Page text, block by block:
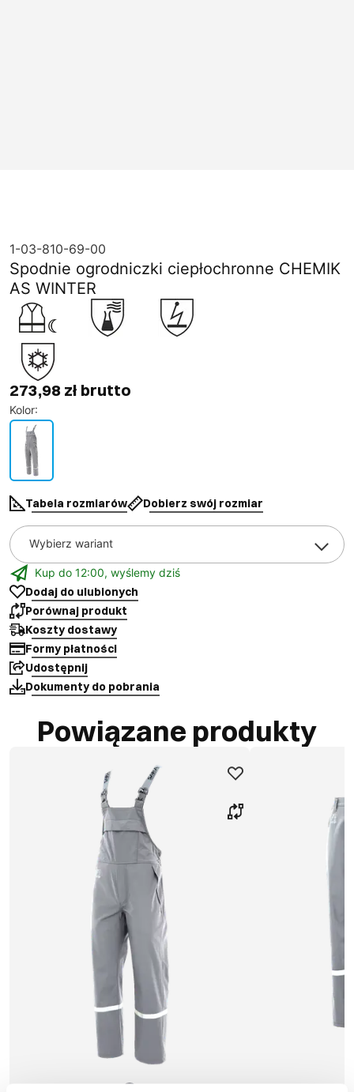
1-03-810-69-00
Spodnie ogrodniczki ciepłochronne CHEMIK
AS WINTER
273,98 zł brutto
Kolor:
Tabela rozmiarów Dobierz swój rozmiar
Wybierz wariant
Kup do 12:00, wyślemy dziś
Dodaj do ulubionych
Porównaj produkt
Koszty dostawy
Formy płatności
Udostępnij
Dokumenty do pobrania
Powiązane produkty